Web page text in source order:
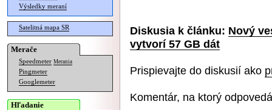
Výsledky meraní
Satelitná mapa SR
Merače
Speedmeter Merania
Pingmeter
Googlemeter
Hľadanie
Diskusia k článku: Nový
vytvorí 57 GB dát
Prispievajte do diskusií ako
Komentár, na ktorý